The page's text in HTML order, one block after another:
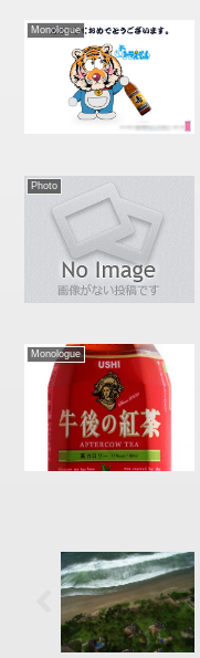
Monologue
Photo
Monologue